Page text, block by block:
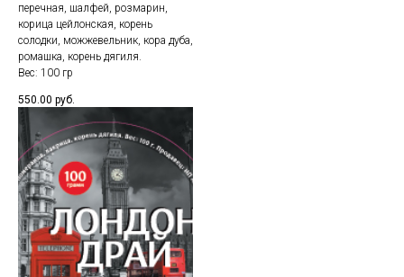
перечная, шалфей, розмарин,
корица цейлонская, корень
солодки, можжевельник, кора дуба,
ромашка, корень дягиля.
Вес: 100 гр
550.00 руб.